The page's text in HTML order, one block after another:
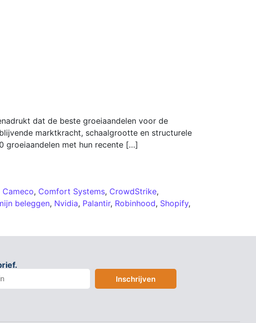
dat de beste groeiaandelen voor de
marktkracht, schaalgrootte en structurele
groeiaandelen met hun recente […]
Cameco, Comfort Systems, CrowdStrike,
beleggen, Nvidia, Palantir, Robinhood, Shopify,
Inschrijven